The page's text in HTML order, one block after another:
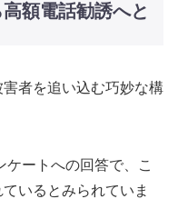
額電話勧誘へと
者を追い込む巧妙な構
ートへの回答で、こ
いるとみられていま